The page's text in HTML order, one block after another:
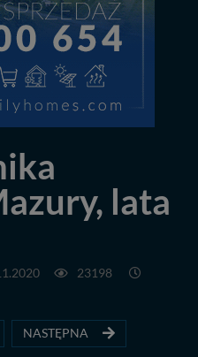
lata
23198
NASTĘPNA